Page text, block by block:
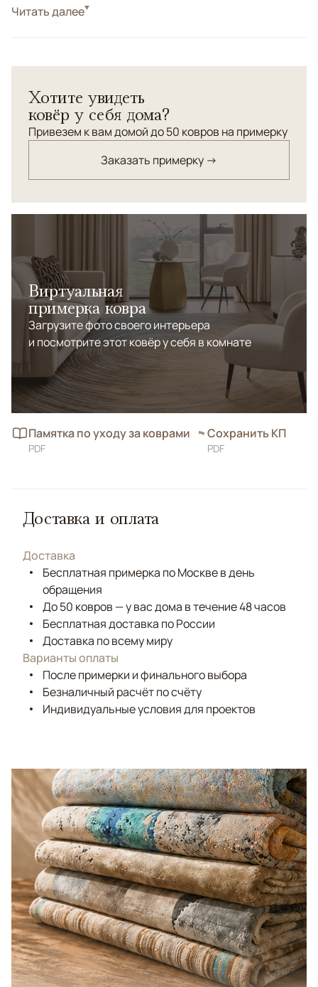
СтильСовременные
Читать далее
Хотите увидеть
ковёр у себя дома?
Привезем к вам домой до 50 ковров на примерку
Заказать примерку →
Виртуальная
примерка ковра
Загрузите фото своего интерьера
и посмотрите этот ковёр у себя в комнате
Памятка по уходу за коврами
PDF
Сохранить КП
PDF
Доставка и оплата
Доставка
Бесплатная примерка по Москве в день
обращения
До 50 ковров — у вас дома в течение 48 часов
Бесплатная доставка по России
Доставка по всему миру
Варианты оплаты
После примерки и финального выбора
Безналичный расчёт по счёту
Индивидуальные условия для проектов